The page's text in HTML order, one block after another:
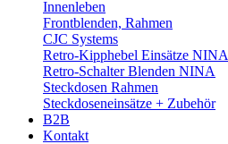
Innenleben
Frontblenden, Rahmen
CJC Systems
Retro-Kipphebel Einsätze NINA
Retro-Schalter Blenden NINA
Steckdosen Rahmen
Steckdoseneinsätze + Zubehör
B2B
Kontakt